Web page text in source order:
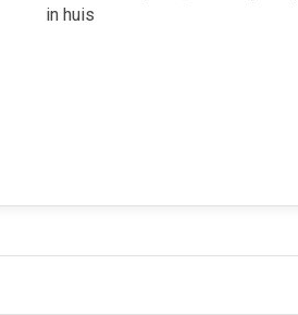
in huis